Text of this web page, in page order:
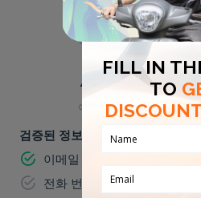
미식가들
⛺
야외 활동
검증된 정보
이메일 주소
전화 번호